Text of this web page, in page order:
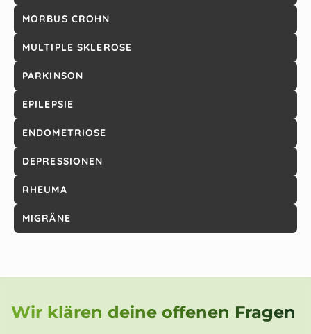
MORBUS CROHN
MULTIPLE SKLEROSE
PARKINSON
EPILEPSIE
ENDOMETRIOSE
DEPRESSIONEN
RHEUMA
MIGRÄNE
Wir klären deine offenen Fragen